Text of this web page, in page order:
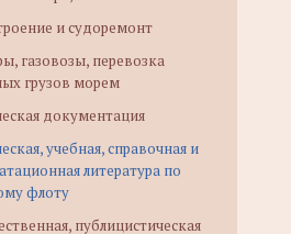
и судоремонт
газовозы, перевозка
грузов морем
документация
учебная, справочная и
литература по
флоту
публицистическая